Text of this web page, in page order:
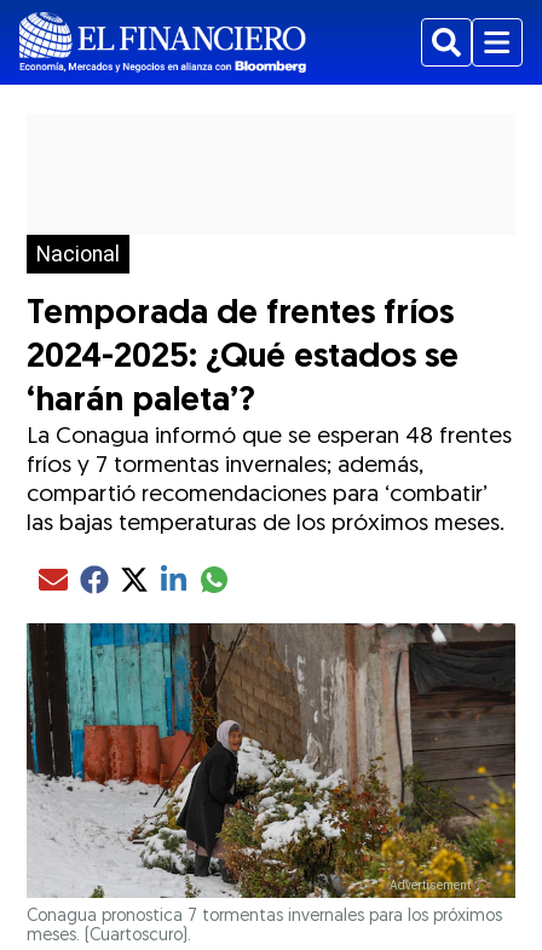
BuscarMenu
Nacional
Temporada de frentes fríos
2024-2025: ¿Qué estados se
‘harán paleta’?
La Conagua informó que se esperan 48 frentes
fríos y 7 tormentas invernales; además,
compartió recomendaciones para ‘combatir’
las bajas temperaturas de los próximos meses.
Compartir el artículo actual mediante Email
Compartir el artículo actual mediante Facebook
Compartir el artículo actual mediante Twitter
Compartir el artículo actual mediante LinkedIn
Compartir el artículo actual mediante
Conagua pronostica 7 tormentas invernales para los próximos
meses. (Cuartoscuro).